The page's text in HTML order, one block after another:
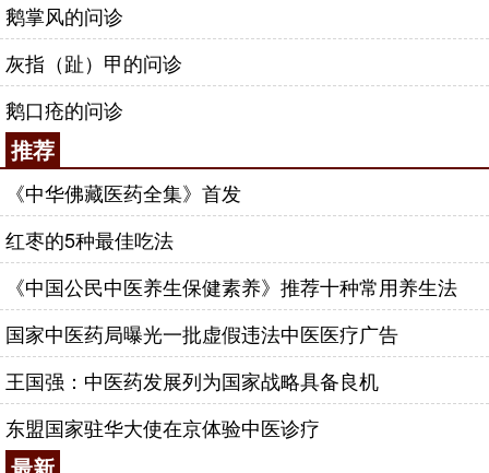
鹅掌风的问诊
灰指（趾）甲的问诊
鹅口疮的问诊
推荐
《中华佛藏医药全集》首发
红枣的5种最佳吃法
《中国公民中医养生保健素养》推荐十种常用养生法
国家中医药局曝光一批虚假违法中医医疗广告
王国强：中医药发展列为国家战略具备良机
东盟国家驻华大使在京体验中医诊疗